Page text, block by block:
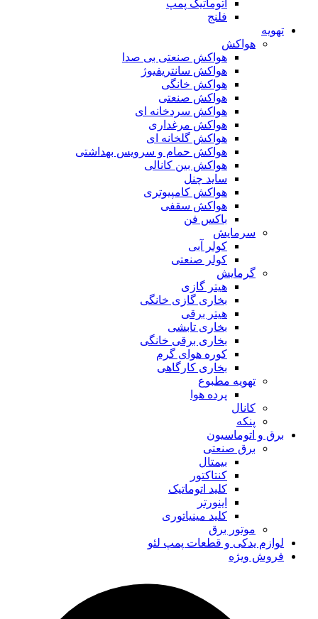
اتوماتیک پمپ
فلنج
تهویه
هواکش
هواکش صنعتی بی صدا
هواکش سانتریفیوژ
هواکش خانگی
هواکش صنعتی
هواکش سردخانه ای
هواکش مرغداری
هواکش گلخانه ای
هواکش حمام و سرویس بهداشتی
هواکش بین کانالی
ساید چنل
هواکش کامپیوتری
هواکش سقفی
باکس فن
سرمایش
کولر آبی
کولر صنعتی
گرمایش
هیتر گازی
بخاری گازی خانگی
هیتر برقی
بخاری تابشی
بخاری برقی خانگی
کوره هوای گرم
بخاری کارگاهی
تهویه مطبوع
پرده هوا
کانال
پنکه
برق و اتوماسیون
برق صنعتی
بیمتال
کنتاکتور
کلید اتوماتیک
اینورتر
کلید مینیاتوری
موتور برق
لوازم یدکی و قطعات پمپ لئو
فروش ویژه